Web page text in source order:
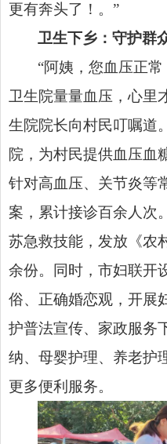
更有奔头了！。”
卫生下乡：守护群
“阿姨，您血压正
卫生院量量血压，心里
生院院长向村民叮嘱道
院，为村民提供血压血
针对高血压、关节炎等
案，累计接诊百余人次
苏急救技能，发放《农
余份。同时，市妇联开
俗、正确婚恋观，开展
护普法宣传、家政服务
纳、母婴护理、养老护
更多便利服务。